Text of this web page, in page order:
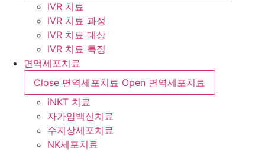
IVR 치료
IVR 치료 과정
IVR 치료 대상
IVR 치료 특징
면역세포치료
Close 면역세포치료 Open 면역세포치료
iNKT 치료
자가암백신치료
수지상세포치료
NK세포치료